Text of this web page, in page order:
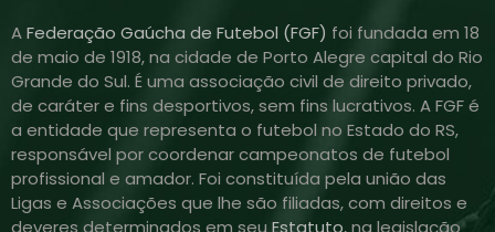
AFederação Gaúcha de Futebol (FGF) foi fundada em 18
de maio de 1918, na cidade de Porto Alegre capital do Rio
Grande do Sul. É uma associação civil de direito privado,
de caráter e fins desportivos, sem fins lucrativos. A FGF é
a entidade que representa o futebol no Estado do RS,
responsável por coordenar campeonatos de futebol
profissional e amador. Foi constituída pela união das
Ligas e Associações que lhe são filiadas, com direitos e
deveres determinados em seu Estatuto, na legislação